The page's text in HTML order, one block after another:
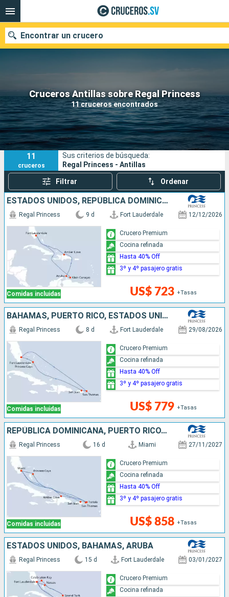
Cruceros Antillas sobre Regal Princess
11 cruceros encontrados
Encontrar un crucero
Nuestros destinos
Fecha de salida
Puertos Compañías
Buscar
11
cruceros
Sus criterios de búsqueda:
Regal Princess - Antillas
Filtrar Ordenar
ESTADOS UNIDOS, REPÚBLICA DOMINICANA, ARUBA
Comidas incluidas
Regal Princess 9 d Fort Lauderdale 12/12/2026
US$ 723 +Tasas
Crucero Premium
Cocina refinada
Hasta 40% Off
3º y 4º pasajero gratis
BAHAMAS, PUERTO RICO, ESTADOS UNIDOS
Comidas incluidas
Regal Princess 8 d Fort Lauderdale 29/08/2026
US$ 779 +Tasas
Crucero Premium
Cocina refinada
Hasta 40% Off
3º y 4º pasajero gratis
REPÚBLICA DOMINICANA, PUERTO RICO, SAN MARTÍN, BAHAMAS, ESTADOS UNIDOS
Comidas incluidas
Regal Princess 16 d Miami 27/11/2027
US$ 858 +Tasas
Crucero Premium
Cocina refinada
Hasta 40% Off
3º y 4º pasajero gratis
ESTADOS UNIDOS, BAHAMAS, ARUBA
Regal Princess 15 d Fort Lauderdale 03/01/2027
Crucero Premium
Cocina refinada